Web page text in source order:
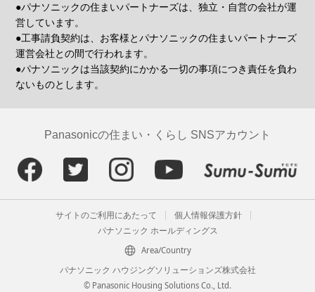
●パナソニックの住まいパートナーズは、独立・自営の会社が運
営しています。
●工事請負契約は、お客様とパナソニックの住まいパートナーズ
運営会社との間で行われます。
●パナソニックは当該契約にかかる一切の事項につき責任を負わ
ないものとします。
Panasonicの住まい・くらし SNSアカウント
サイトのご利用にあたって
個人情報保護方針
パナソニック ホールディングス
Area/Country
パナソニック ハウジングソリューションズ株式会社
© Panasonic Housing Solutions Co., Ltd.